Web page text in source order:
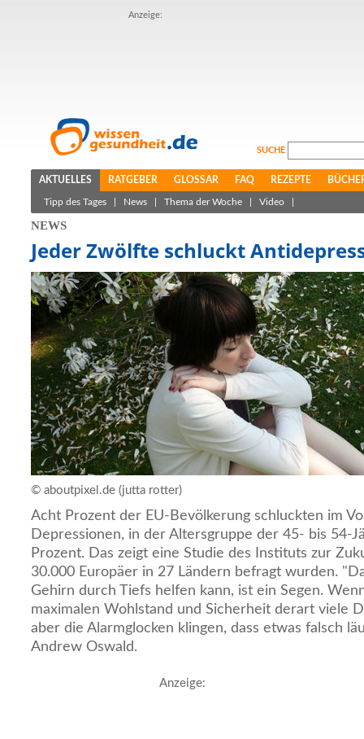
Anzeige:
SUCHE
AKTUELLES RATGEBER GLOSSAR FAQ REZEPTE
Tipp des Tages News Thema der Woche Video
NEWS
Jeder Zwölfte schluckt
© aboutpixel.de (jutta rotter)
Acht Prozent der EU-Bevölkerung schluckten im
Depressionen, in der Altersgruppe der 45- bis 54-
Prozent. Das zeigt eine Studie des Instituts zur
30.000 Europäer in 27 Ländern befragt wurden.
Gehirn durch Tiefs helfen kann, ist ein Segen.
maximalen Wohlstand und Sicherheit derart viele
aber die Alarmglocken klingen, dass etwas falsch
Andrew Oswald.
Anzeige: